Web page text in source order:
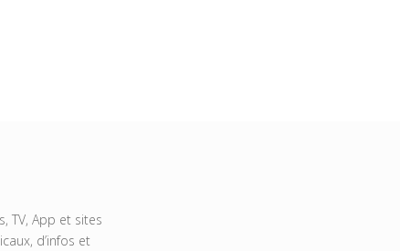
TV, App et sites
d’infos et